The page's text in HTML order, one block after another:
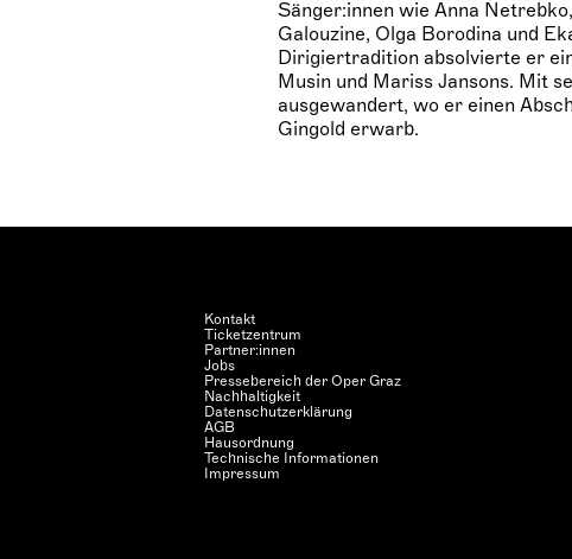
Sänger:innen wie Anna
Galouzine, Olga Borodina und
Dirigiertradition absolvierte er
Musin und Mariss Jansons. Mit
ausgewandert, wo er einen
Gingold erwarb.
Kontakt
Ticketzentrum
Partner:innen
Jobs
Pressebereich der Oper Graz
Nachhaltigkeit
Datenschutzerklärung
AGB
Hausordnung
Technische Informationen
Impressum